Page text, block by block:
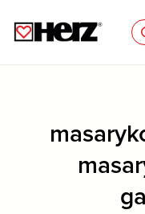
for: